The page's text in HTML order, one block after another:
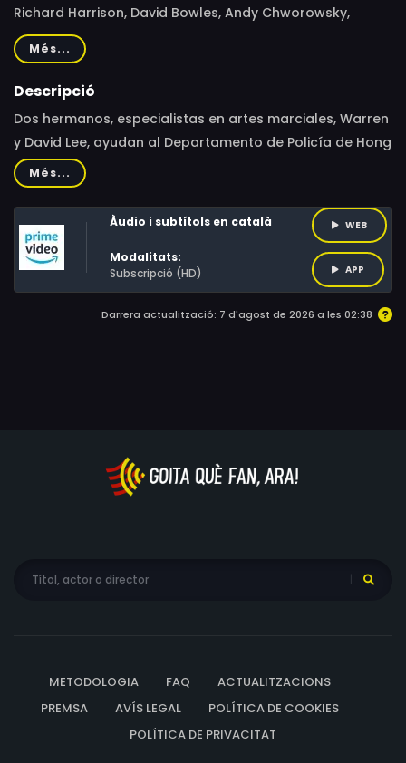
Richard Harrison, David Bowles, Andy Chworowsky,
Warren Chan, Morna Lee, Clifford Allen, Vera Chang, Mike
Tien, Joyce Chow, Yvette Chang, Maria Webber, Leung
Siu-Wah, Danny Wang, Phillip Ko Fai, Jack Suen Kwok-
Tremblay, Simon Broad
Més...
Descripció
Dos hermanos, especialistas en artes marciales, Warren
y David Lee, ayudan al Departamento de Policía de Hong
Kong , liderado por el ninja Gordon Anderson, a dar
caza a una secta ninja liderada por Bruce
Més...
Àudio i subtítols en català
Modalitats:
Subscripció (HD)
WEB
APP
Darrera actualització: 7 d'agost de 2026 a les 02:38
METODOLOGIA FAQ
ACTUALITZACIONS
PREMSA
AVÍS LEGAL
POLÍTICA DE COOKIES
POLÍTICA DE PRIVACITAT